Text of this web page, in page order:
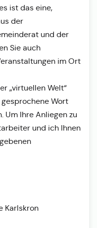
ist das eine,
der
und der
Sie auch
im Ort
„virtuellen Welt“
Wort
Um Ihre Anliegen zu
und ich Ihnen
Karlskron